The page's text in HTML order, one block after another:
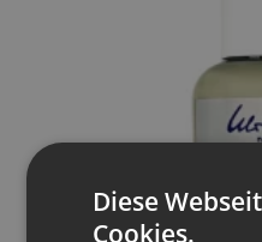
Diese
Cookies.